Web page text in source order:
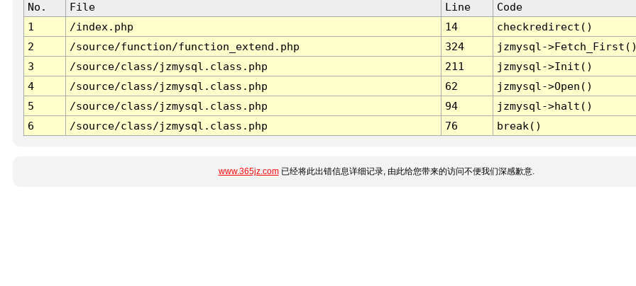
No. File Line
Code
1
/index.php 14
checkredirect()
2
/source/function/function_extend.php 324
jzmysql-
3
/source/class/jzmysql.class.php 211
jzmysql->Init()
4
/source/class/jzmysql.class.php 62
jzmysql->Open()
5
/source/class/jzmysql.class.php 94
jzmysql->halt()
6
/source/class/jzmysql.class.php 76 break()
www.365jz.com已经将此出错信息详细记录, 由此给您带来的访问不便我们深感歉意.